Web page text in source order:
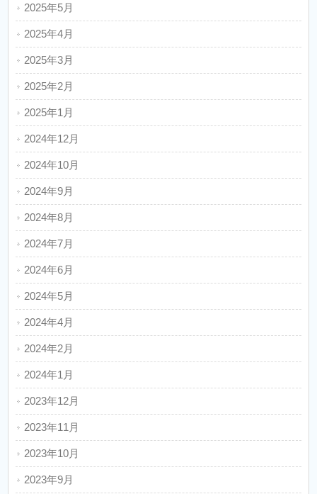
2025年5月
2025年4月
2025年3月
2025年2月
2025年1月
2024年12月
2024年10月
2024年9月
2024年8月
2024年7月
2024年6月
2024年5月
2024年4月
2024年2月
2024年1月
2023年12月
2023年11月
2023年10月
2023年9月